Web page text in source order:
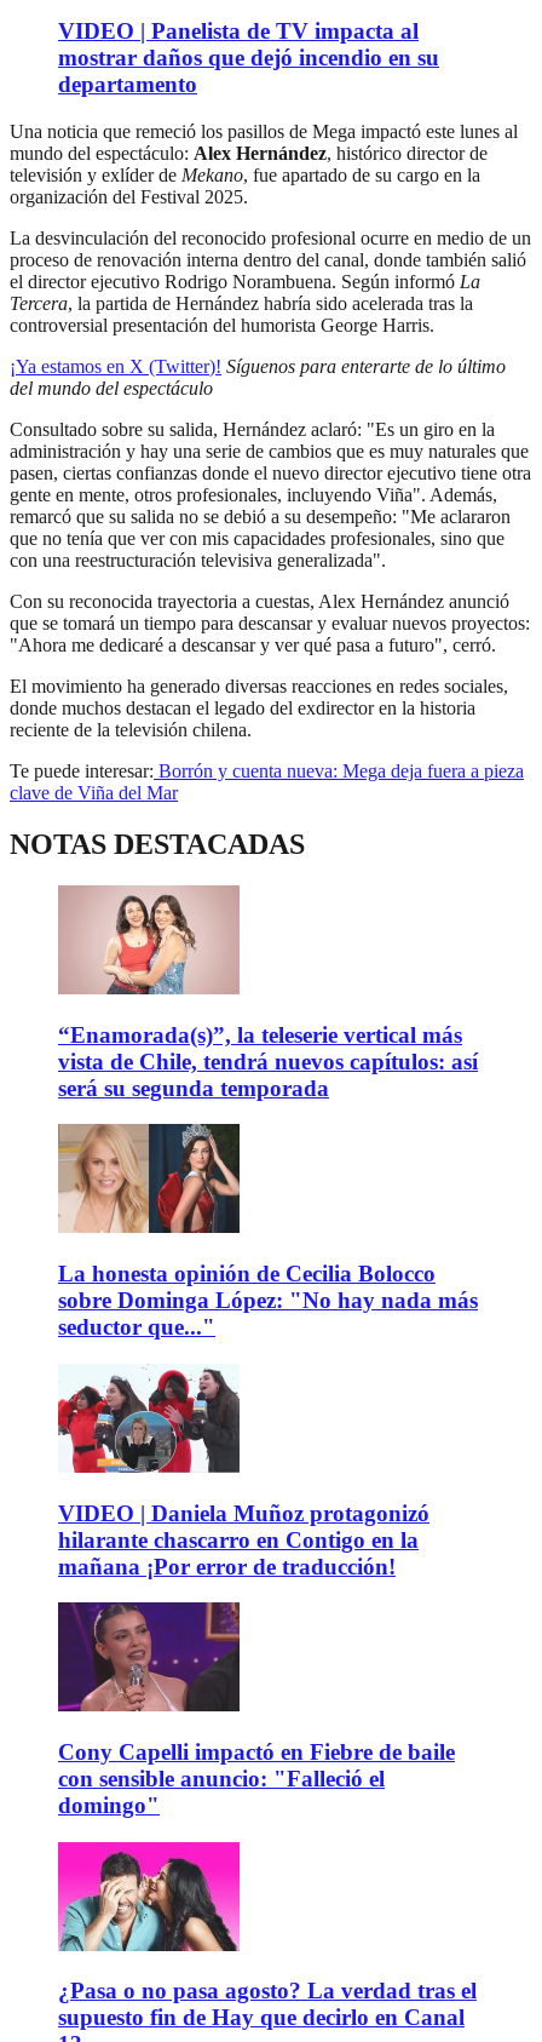
VIDEO | Panelista de TV impacta al
mostrar daños que dejó incendio en su
departamento
Una noticia que remeció los pasillos de Mega impactó este lunes al
mundo del espectáculo: Alex Hernández, histórico director de
televisión y exlíder de Mekano, fue apartado de su cargo en la
organización del Festival 2025.
La desvinculación del reconocido profesional ocurre en medio de un
proceso de renovación interna dentro del canal, donde también salió
el director ejecutivo Rodrigo Norambuena. Según informó La
Tercera, la partida de Hernández habría sido acelerada tras la
controversial presentación del humorista George Harris.
¡Ya estamos en X (Twitter)! Síguenos para enterarte de lo último
del mundo del espectáculo
Consultado sobre su salida, Hernández aclaró: "Es un giro en la
administración y hay una serie de cambios que es muy naturales que
pasen, ciertas confianzas donde el nuevo director ejecutivo tiene otra
gente en mente, otros profesionales, incluyendo Viña". Además,
remarcó que su salida no se debió a su desempeño: "Me aclararon
que no tenía que ver con mis capacidades profesionales, sino que
con una reestructuración televisiva generalizada".
Con su reconocida trayectoria a cuestas, Alex Hernández anunció
que se tomará un tiempo para descansar y evaluar nuevos proyectos:
"Ahora me dedicaré a descansar y ver qué pasa a futuro", cerró.
El movimiento ha generado diversas reacciones en redes sociales,
donde muchos destacan el legado del exdirector en la historia
reciente de la televisión chilena.
Te puede interesar: Borrón y cuenta nueva: Mega deja fuera a pieza
clave de Viña del Mar
NOTAS DESTACADAS
“Enamorada(s)”, la teleserie vertical más
vista de Chile, tendrá nuevos capítulos: así
será su segunda temporada
La honesta opinión de Cecilia Bolocco
sobre Dominga López: "No hay nada más
seductor que..."
VIDEO | Daniela Muñoz protagonizó
hilarante chascarro en Contigo en la
mañana ¡Por error de traducción!
Cony Capelli impactó en Fiebre de baile
con sensible anuncio: "Falleció el
domingo"
¿Pasa o no pasa agosto? La verdad tras el
supuesto fin de Hay que decirlo en Canal